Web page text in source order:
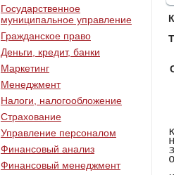
Государственное
муниципальное управление
Гражданское право
Деньги, кредит, банки
Маркетинг
Менеджмент
Налоги, налогообложение
Страхование
Управление персоналом
Финансовый анализ
Финансовый менеджмент